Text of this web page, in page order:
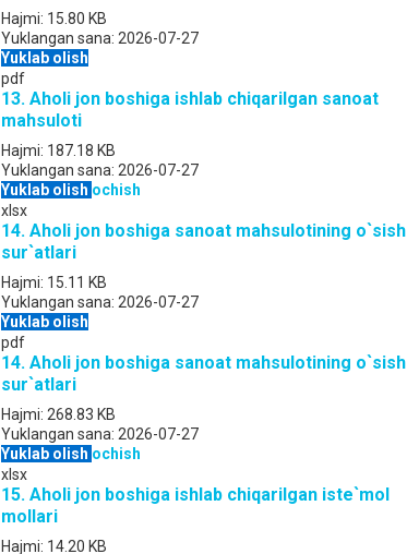
Hajmi: 15.80 KB
Yuklangan sana: 2026-07-27
Yuklab olish
pdf
13. Aholi jon boshiga ishlab chiqarilgan sanoat
mahsuloti
Hajmi: 187.18 KB
Yuklangan sana: 2026-07-27
Yuklab olish ochish
xlsx
14. Aholi jon boshiga sanoat mahsulotining o`sish
sur`atlari
Hajmi: 15.11 KB
Yuklangan sana: 2026-07-27
Yuklab olish
pdf
14. Aholi jon boshiga sanoat mahsulotining o`sish
sur`atlari
Hajmi: 268.83 KB
Yuklangan sana: 2026-07-27
Yuklab olish ochish
xlsx
15. Aholi jon boshiga ishlab chiqarilgan iste`mol
mollari
Hajmi: 14.20 KB